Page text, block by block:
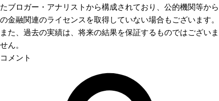
たブロガー・アナリストから構成されており、公的機関等から
の金融関連のライセンスを取得していない場合もございます。
また、過去の実績は、将来の結果を保証するものではございま
せん。
コメント